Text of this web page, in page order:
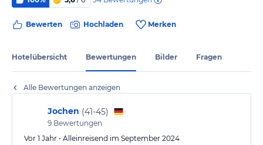
Bewerten Hochladen Merken
Hotelübersicht Bewertungen Bilder Fragen
Alle Bewertungen anzeigen
Jochen (41-45)
9 Bewertungen
Vor 1 Jahr • Alleinreisend im September 2024